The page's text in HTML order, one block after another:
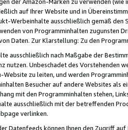
auf Ihrer Website und in
Werbeinhalte ausschließlich gemäß
von Programminhalten zugunsten
Daten. Zur Klarstellung: Zu den
ausschließlich nach Maßgabe der
nutzen. Unbeschadet des Vorstehenden
zu leiten, und werden
Besucher auf andere Websites als
mit den Programminhalten stehen,
ausschließlich mit der betreffenden
verlinken.
Datenfeeds können Ihnen den Zugriff